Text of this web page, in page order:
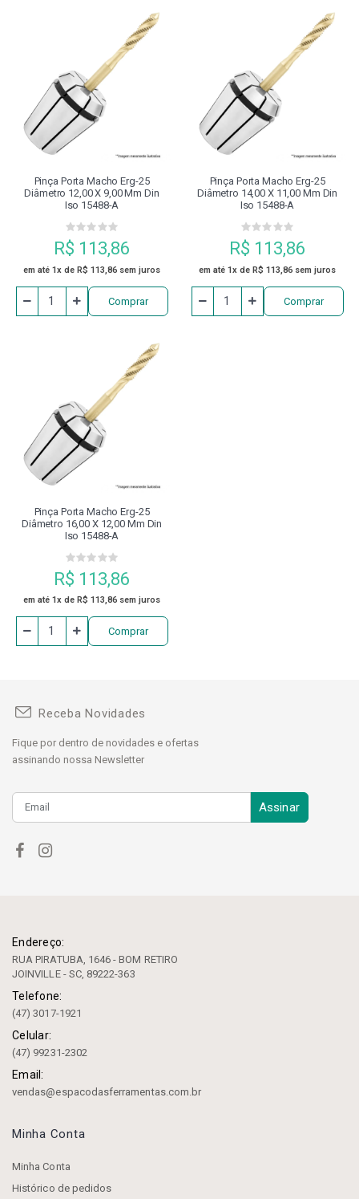
Pinça Porta Macho Erg-25
Diâmetro 12,00 X 9,00 Mm Din
Iso 15488-A
R$ 113,86
em até 1x de R$ 113,86 sem juros
Comprar
Pinça Porta Macho Erg-25
Diâmetro 14,00 X 11,00 Mm Din
Iso 15488-A
R$ 113,86
em até 1x de R$ 113,86 sem juros
Comprar
Pinça Porta Macho Erg-25
Diâmetro 16,00 X 12,00 Mm Din
Iso 15488-A
R$ 113,86
em até 1x de R$ 113,86 sem juros
Comprar
Receba Novidades
Fique por dentro de novidades e ofertas
assinando nossa Newsletter
Assinar
Endereço:
RUA PIRATUBA, 1646 - BOM RETIRO
JOINVILLE - SC, 89222-363
Telefone:
(47) 3017-1921
Celular:
(47) 99231-2302
Email:
vendas@espacodasferramentas.com.br
Minha Conta
Minha Conta
Histórico de pedidos